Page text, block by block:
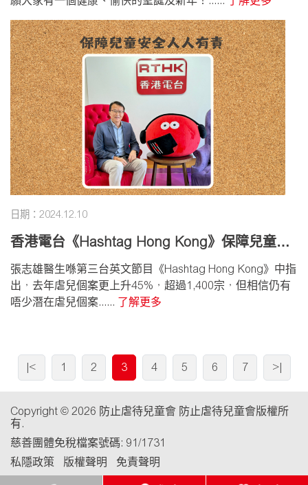
日期：2024.12.10
香港電台《Hashtag Hong Kong》保障兒童安
張志雄醫生喺第三台英文節目《Hashtag Hong Kong》中指
出，去年虐兒個案更上升45%，超過1,400宗，但相信仍有
唔少潛在虐兒個案...... 了解更多
|< 1 2 3 4 5 6 7 >|
Copyright © 2026 防止虐待兒童會 防止虐待兒童會版權所
有.
慈善團體免稅檔案號碼: 91/1731
私隱政策
版權聲明 免責聲明